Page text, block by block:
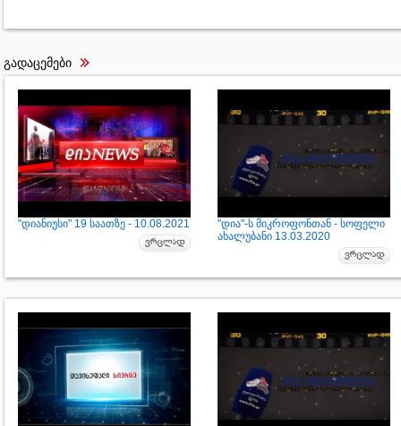
გადაცემები
"დიანიუსი" 19 საათზე - 10.08.2021
"დია"-ს მიკროფონთან - სოფელი
ახალუბანი 13.03.2020